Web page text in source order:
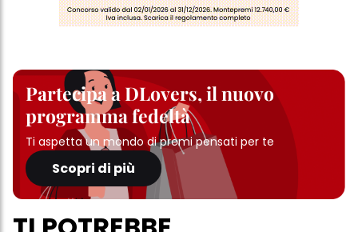
Partecipa a DLovers, il nuovo
programma fedeltà
Ti aspetta un mondo di premi pensati per te
Scopri di più